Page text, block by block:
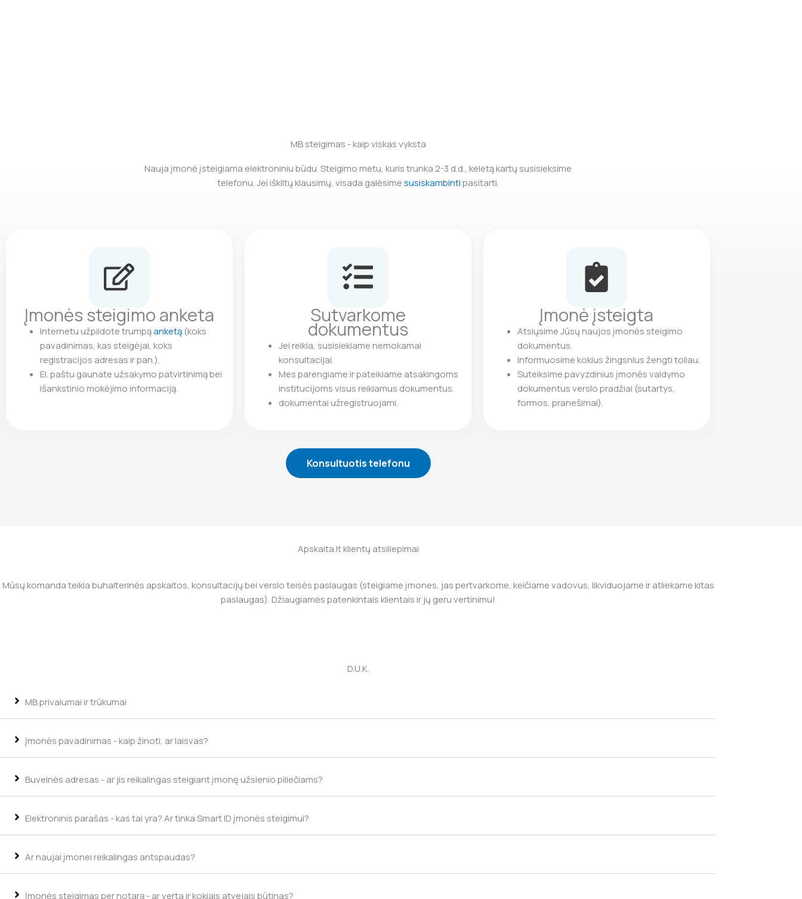
MB steigimas - kaip viskas vyksta
Nauja įmonė įsteigiama elektroniniu būdu. Steigimo metu, kuris trunka 2-3 d.d., keletą kartų susisieksime
telefonu. Jei iškiltų klausimų, visada galėsimesusiskambintipasitarti.
Įmonės steigimo anketa
Internetu užpildote trumpąanketą (koks
pavadinimas, kas steigėjai, koks
registracijos adresas ir pan.).
El. paštu gaunate užsakymo patvirtinimą bei
išankstinio mokėjimo informaciją.
Sutvarkome
dokumentus
Jei reikia, susisiekiame nemokamai
konsultacijai.
Mes parengiame ir pateikiame atsakingoms
institucijoms visus reikiamus dokumentus.
dokumentai užregistruojami.
Įmonė įsteigta
Atsiųsime Jūsų naujos įmonės steigimo
dokumentus.
Informuosime kokius žingsnius žengti toliau.
Suteiksime pavyzdinius įmonės valdymo
dokumentus verslo pradžiai (sutartys,
formos, pranešimai).
Konsultuotis telefonu
Apskaita.lt klientų atsiliepimai
Mūsų komanda teikia buhalterinės apskaitos, konsultacijų bei verslo teisės paslaugas (steigiame įmones, jas pertvarkome, keičiame vadovus, likviduojame ir atliekame kitas
paslaugas). Džiaugiamės patenkintais klientais ir jų geru vertinimu!
D.U.K.
MB privalumai ir trūkumai
Įmonės pavadinimas - kaip žinoti, ar laisvas?
Buveinės adresas - ar jis reikalingas steigiant įmonę užsienio piliečiams?
Elektroninis parašas - kas tai yra? Ar tinka Smart ID įmonės steigimui?
Ar naujai įmonei reikalingas antspaudas?
Įmonės steigimas per notarą - ar verta ir kokiais atvejais būtinas?